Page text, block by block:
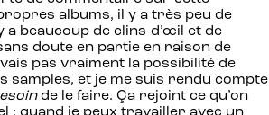
albums, il y a très peu de
a beaucoup de clins-d’œil et de
doute en partie en raison de
pas vraiment la possibilité de
samples, et je me suis rendu compte
de le faire. Ça rejoint ce qu’on
: quand je peux travailler avec un